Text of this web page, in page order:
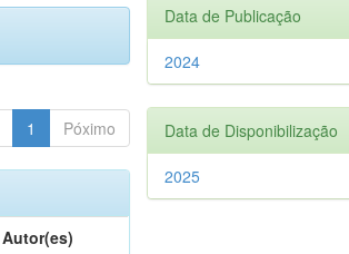
1 Póximo
Autor(es)
Data de Publicação
2024
Data de Disponibilização
2025